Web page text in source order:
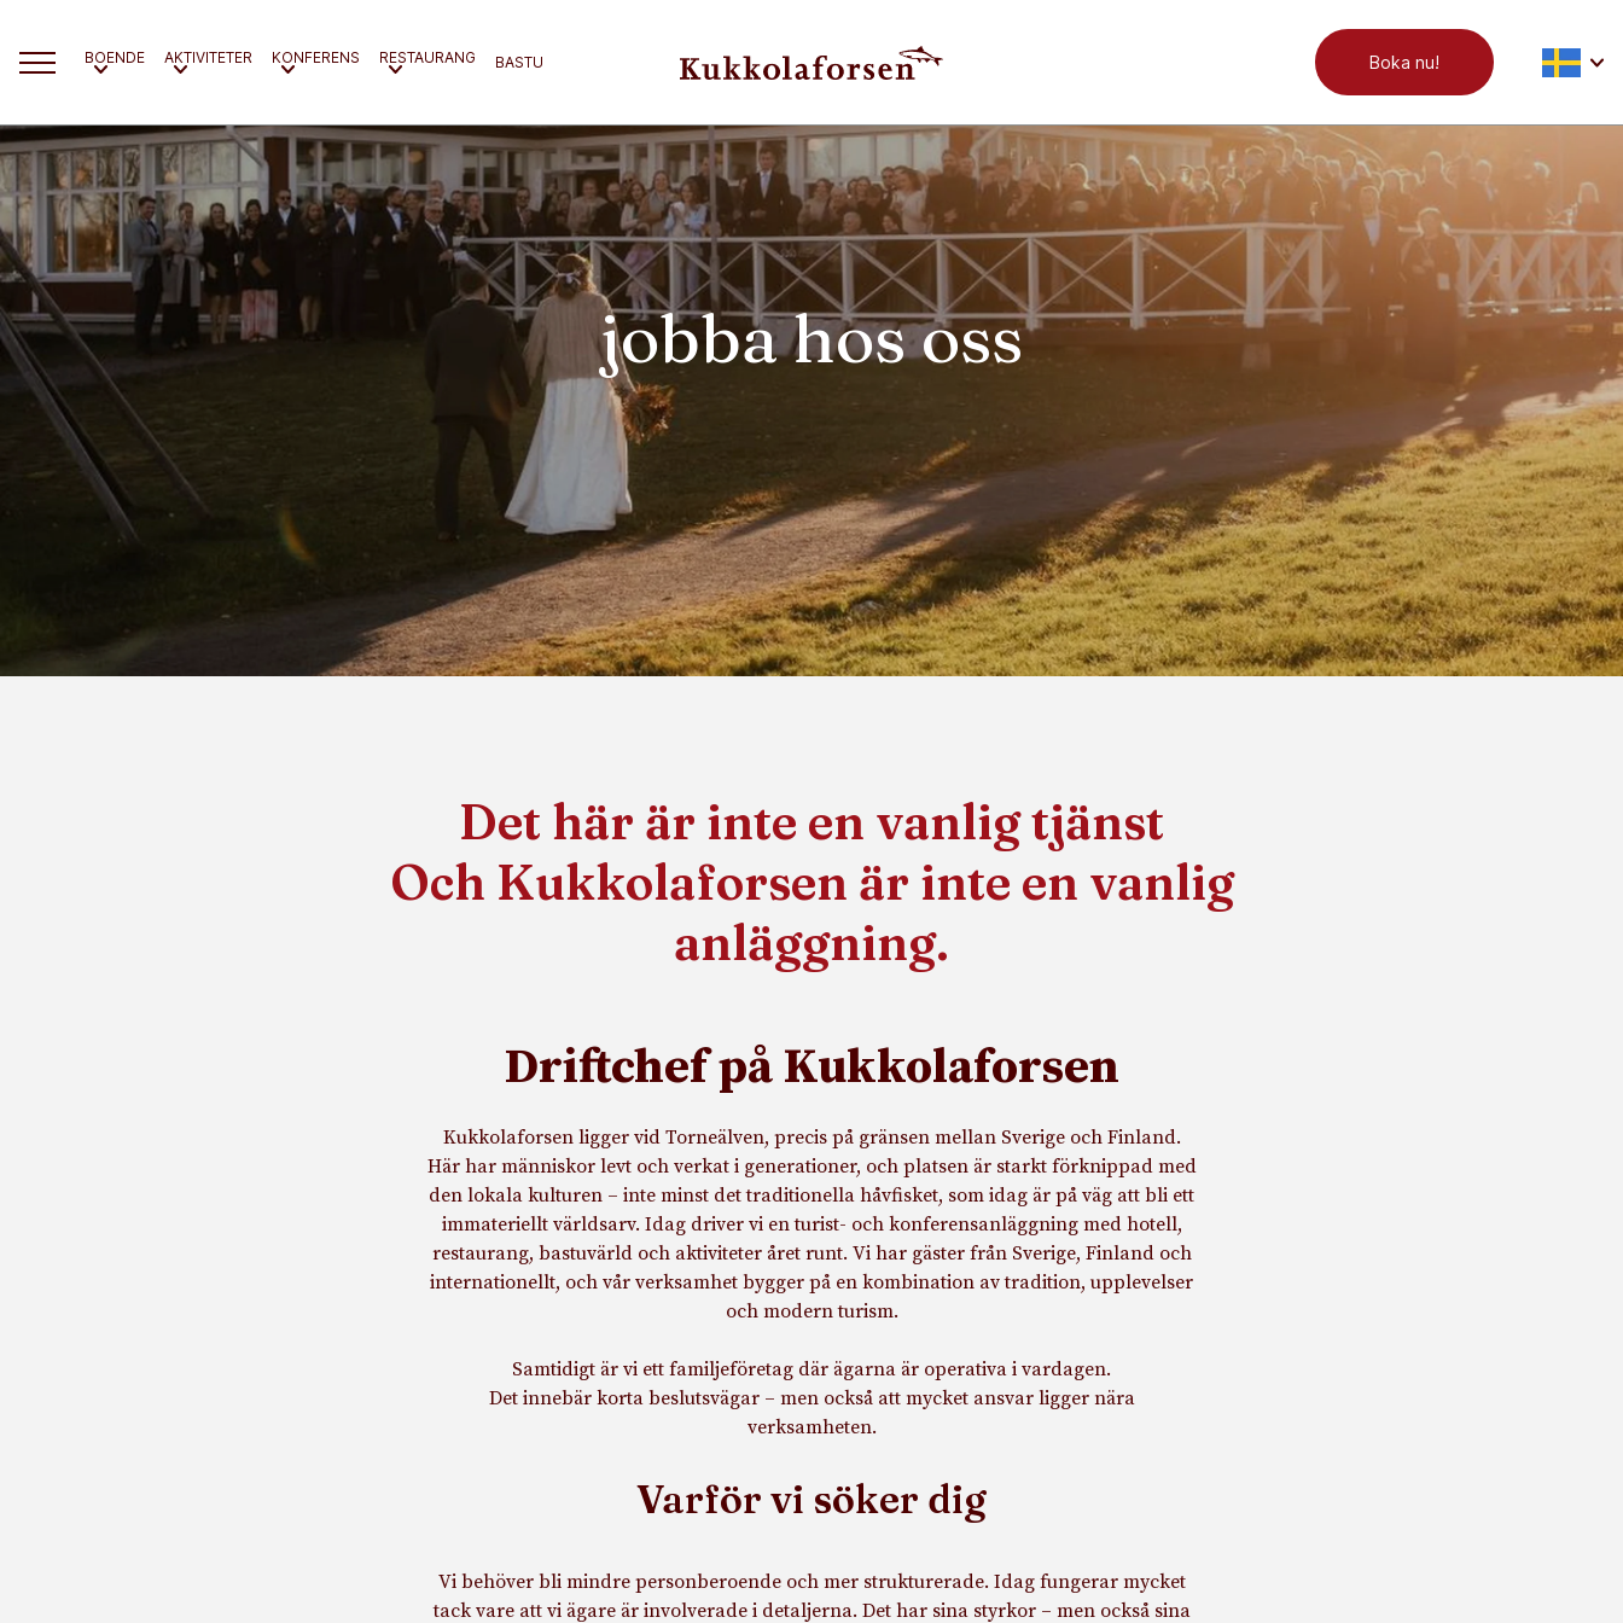
BOENDE AKTIVITETER KONFERENS RESTAURANG BASTU Boka nu!
jobba hos oss
Det här är inte en vanlig tjänst
Och Kukkolaforsen är inte en vanlig
anläggning.
Driftchef på Kukkolaforsen
Kukkolaforsen ligger vid Torneälven, precis på gränsen mellan Sverige och Finland.
Här har människor levt och verkat i generationer, och platsen är starkt förknippad med
den lokala kulturen – inte minst det traditionella håvfisket, som idag är på väg att bli ett
immateriellt världsarv. Idag driver vi en turist- och konferensanläggning med hotell,
restaurang, bastuvärld och aktiviteter året runt. Vi har gäster från Sverige, Finland och
internationellt, och vår verksamhet bygger på en kombination av tradition, upplevelser
och modern turism.
Samtidigt är vi ett familjeföretag där ägarna är operativa i vardagen.
Det innebär korta beslutsvägar – men också att mycket ansvar ligger nära
verksamheten.
Varför vi söker dig
Vi behöver bli mindre personberoende och mer strukturerade. Idag fungerar mycket
tack vare att vi ägare är involverade i detaljerna. Det har sina styrkor – men också sina